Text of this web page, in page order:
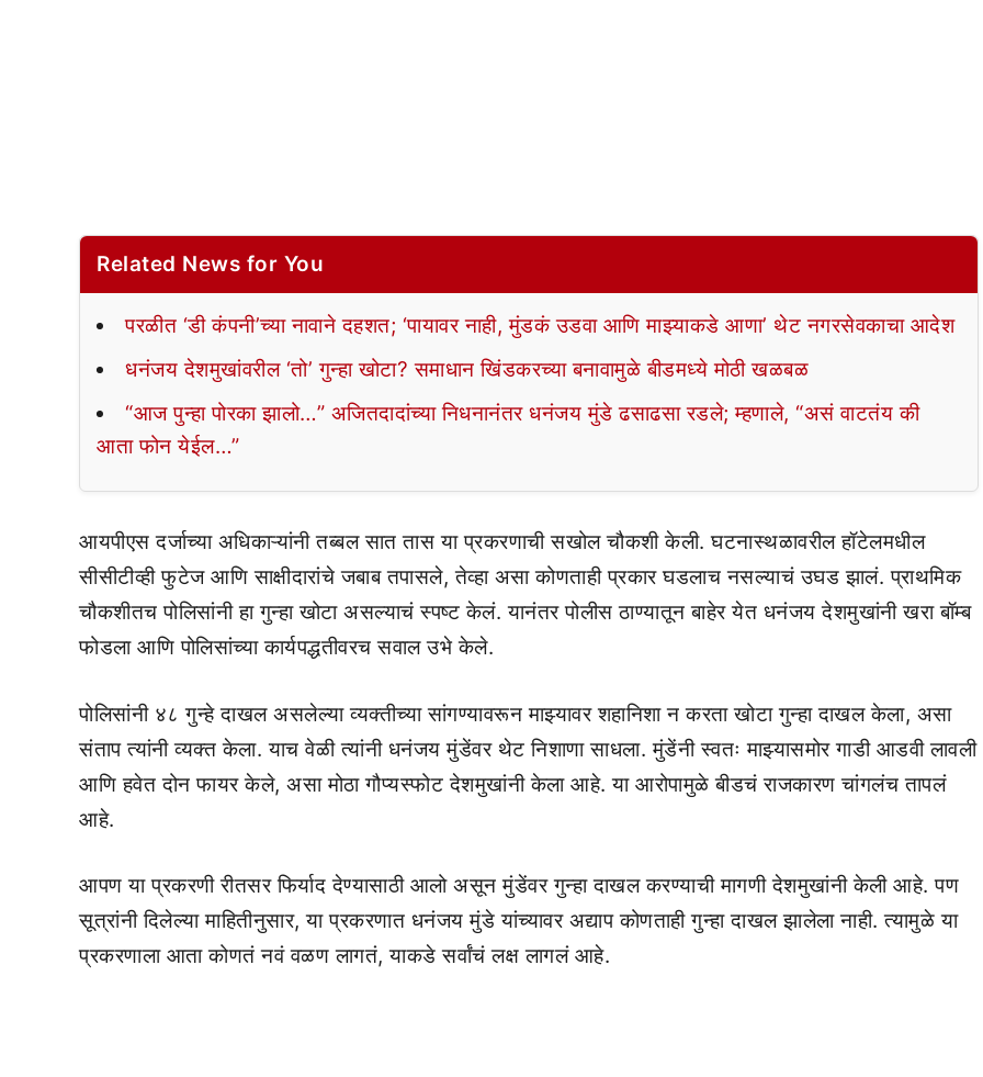
Related News for You
परळीत ‘डी कंपनी’च्या नावाने दहशत; ‘पायावर नाही, मुंडकं उडवा आणि माझ्याकडे आणा’ थेट नगरसेवकाचा आदेश
धनंजय देशमुखांवरील ‘तो’ गुन्हा खोटा? समाधान खिंडकरच्या बनावामुळे बीडमध्ये मोठी खळबळ
“आज पुन्हा पोरका झालो…” अजितदादांच्या निधनानंतर धनंजय मुंडे ढसाढसा रडले; म्हणाले, “असं वाटतंय की
आता फोन येईल…”
आयपीएस दर्जाच्या अधिकाऱ्यांनी तब्बल सात तास या प्रकरणाची सखोल चौकशी केली. घटनास्थळावरील हॉटेलमधील
सीसीटीव्ही फुटेज आणि साक्षीदारांचे जबाब तपासले, तेव्हा असा कोणताही प्रकार घडलाच नसल्याचं उघड झालं. प्राथमिक
चौकशीतच पोलिसांनी हा गुन्हा खोटा असल्याचं स्पष्ट केलं. यानंतर पोलीस ठाण्यातून बाहेर येत धनंजय देशमुखांनी खरा बॉम्ब
फोडला आणि पोलिसांच्या कार्यपद्धतीवरच सवाल उभे केले.
पोलिसांनी ४८ गुन्हे दाखल असलेल्या व्यक्तीच्या सांगण्यावरून माझ्यावर शहानिशा न करता खोटा गुन्हा दाखल केला, असा
संताप त्यांनी व्यक्त केला. याच वेळी त्यांनी धनंजय मुंडेंवर थेट निशाणा साधला. मुंडेंनी स्वतः माझ्यासमोर गाडी आडवी लावली
आणि हवेत दोन फायर केले, असा मोठा गौप्यस्फोट देशमुखांनी केला आहे. या आरोपामुळे बीडचं राजकारण चांगलंच तापलं
आहे.
आपण या प्रकरणी रीतसर फिर्याद देण्यासाठी आलो असून मुंडेंवर गुन्हा दाखल करण्याची मागणी देशमुखांनी केली आहे. पण
सूत्रांनी दिलेल्या माहितीनुसार, या प्रकरणात धनंजय मुंडे यांच्यावर अद्याप कोणताही गुन्हा दाखल झालेला नाही. त्यामुळे या
प्रकरणाला आता कोणतं नवं वळण लागतं, याकडे सर्वांचं लक्ष लागलं आहे.